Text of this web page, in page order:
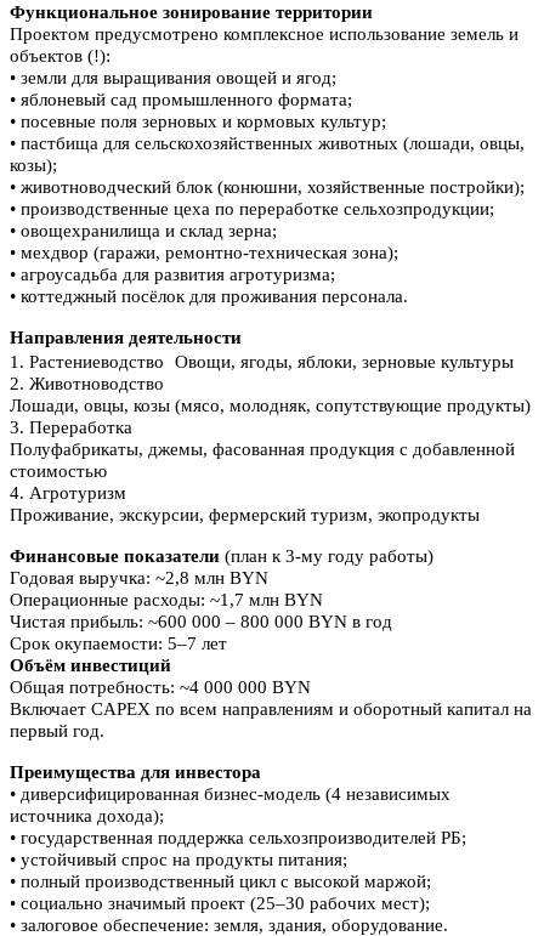
Функциональное зонирование территории
Проектом предусмотрено комплексное использование земель и
объектов (!):
• земли для выращивания овощей и ягод;
• яблоневый сад промышленного формата;
• посевные поля зерновых и кормовых культур;
• пастбища для сельскохозяйственных животных (лошади, овцы,
козы);
• животноводческий блок (конюшни, хозяйственные постройки);
• производственные цеха по переработке сельхозпродукции;
• овощехранилища и склад зерна;
• мехдвор (гаражи, ремонтно-техническая зона);
• агроусадьба для развития агротуризма;
• коттеджный посёлок для проживания персонала.
Направления деятельности
1. Растениеводство Овощи, ягоды, яблоки, зерновые культуры
2. Животноводство
Лошади, овцы, козы (мясо, молодняк, сопутствующие продукты)
3. Переработка
Полуфабрикаты, джемы, фасованная продукция с добавленной
стоимостью
4. Агротуризм
Проживание, экскурсии, фермерский туризм, экопродукты
Финансовые показатели (план к 3-му году работы)
Годовая выручка: ~2,8 млн BYN
Операционные расходы: ~1,7 млн BYN
Чистая прибыль: ~600 000 – 800 000 BYN в год
Срок окупаемости: 5–7 лет
Объём инвестиций
Общая потребность: ~4 000 000 BYN
Включает CAPEX по всем направлениям и оборотный капитал на
первый год.
Преимущества для инвестора
• диверсифицированная бизнес-модель (4 независимых
источника дохода);
• государственная поддержка сельхозпроизводителей РБ;
• устойчивый спрос на продукты питания;
• полный производственный цикл с высокой маржой;
• социально значимый проект (25–30 рабочих мест);
• залоговое обеспечение: земля, здания, оборудование.